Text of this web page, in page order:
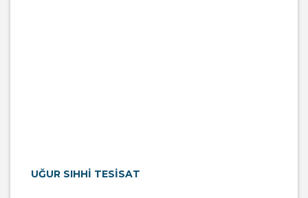
UĞUR SIHHI TESISAT